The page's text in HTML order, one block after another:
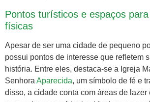
Pontos turísticos e espaços
físicas
Apesar de ser uma cidade de pequeno
possui pontos de interesse que refletem
história. Entre eles, destaca-se a Igreja
Senhora Aparecida, um símbolo de fé e
disso, a cidade conta com áreas de lazer